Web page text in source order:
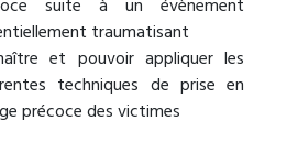
suite à un évènement
traumatisant
et pouvoir appliquer les
techniques de prise en
précoce des victimes